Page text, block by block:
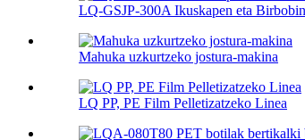
LQ-GSJP-300A Ikuskapen eta
Mahuka uzkurtzeko jostura-makina
LQ PP, PE Film Pelletizatzeko Linea